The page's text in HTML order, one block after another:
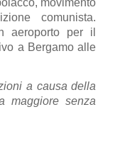
comunista.
aeroporto per il
a Bergamo alle
a causa della
maggiore senza